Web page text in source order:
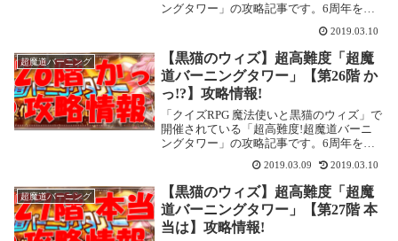
ングタワー」の攻略記事です。6周年を迎
2019年3月現在、階数も30階まで増えてい
ます。ここでは「第29階 くれて」を攻略
し...
2019.03.10
超魔道バーニング
【黒猫のウィズ】超高難度「超魔
道バーニングタワー」【第26階 か
っ!?】攻略情報!
「クイズRPG 魔法使いと黒猫のウィズ」で
開催されている「超高難度!超魔道バーニ
ングタワー」の攻略記事です。6周年を迎
え、常設イベントとなりました。また、
2019年3月現在、階数も30階まで増えてい
ます。ここでは「第26階 かっ!?」を攻略...
2019.03.09 2019.03.10
超魔道バーニング
【黒猫のウィズ】超高難度「超魔
道バーニングタワー」【第27階 本
当は】攻略情報!